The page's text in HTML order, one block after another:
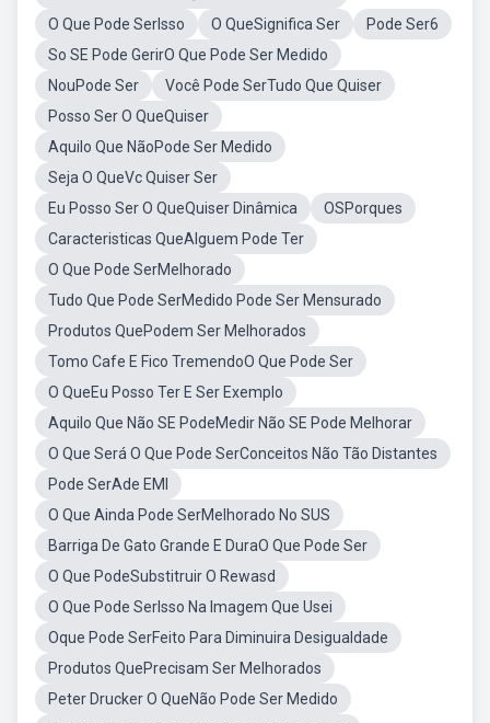
O Que Pode SerIsso
O QueSignifica Ser
Pode Ser6
So SE Pode GerirO Que Pode Ser Medido
NouPode Ser
Você Pode SerTudo Que Quiser
Posso Ser O QueQuiser
Aquilo Que NãoPode Ser Medido
Seja O QueVc Quiser Ser
Eu Posso Ser O QueQuiser Dinâmica
OSPorques
Caracteristicas QueAlguem Pode Ter
O Que Pode SerMelhorado
Tudo Que Pode SerMedido Pode Ser Mensurado
Produtos QuePodem Ser Melhorados
Tomo Cafe E Fico TremendoO Que Pode Ser
O QueEu Posso Ter E Ser Exemplo
Aquilo Que Não SE PodeMedir Não SE Pode Melhorar
O Que Será O Que Pode SerConceitos Não Tão Distantes
Pode SerAde EMI
O Que Ainda Pode SerMelhorado No SUS
Barriga De Gato Grande E DuraO Que Pode Ser
O Que PodeSubstitruir O Rewasd
O Que Pode SerIsso Na Imagem Que Usei
Oque Pode SerFeito Para Diminuira Desigualdade
Produtos QuePrecisam Ser Melhorados
Peter Drucker O QueNão Pode Ser Medido